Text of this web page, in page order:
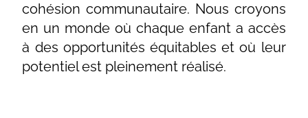
cohésion communautaire. Nous croyons
en un monde où chaque enfant a accès
à des opportunités équitables et où leur
potentiel est pleinement réalisé.